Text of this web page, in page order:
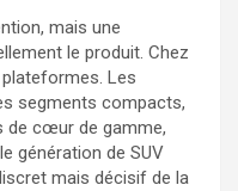
mais une
le produit. Chez
Les
segments compacts,
de cœur de gamme,
génération de SUV
mais décisif de la